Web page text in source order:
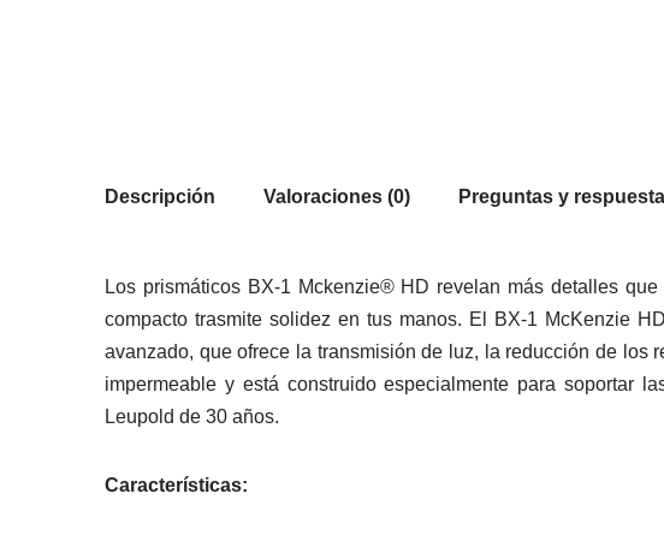
Descripción Valoraciones (0) Preguntas y
Los prismáticos BX-1 Mckenzie® HD revelan más detalles
compacto trasmite solidez en tus manos. El BX-1 McKenzie
avanzado, que ofrece la transmisión de luz, la reducción de
impermeable y está construido especialmente para soportar
Leupold de 30 años.
Características: